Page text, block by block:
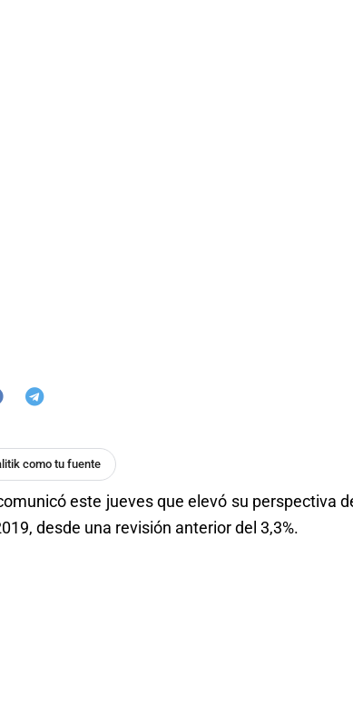
como tu fuente
este jueves que elevó su perspectiva
desde una revisión anterior del 3,3%.